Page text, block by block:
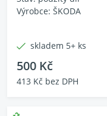
Výrobce: ŠKODA
skladem 5+ ks
500 Kč
413 Kč bez DPH